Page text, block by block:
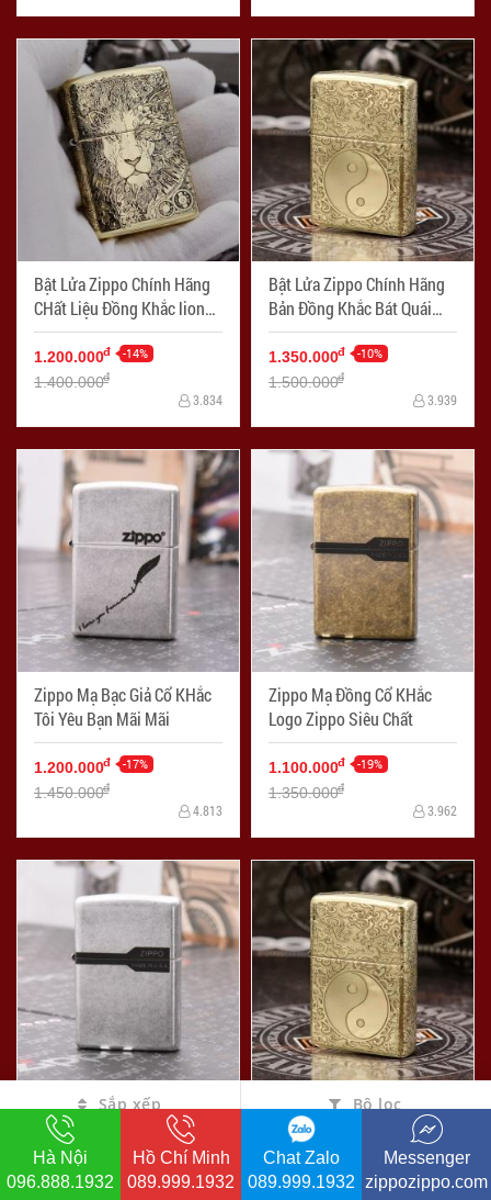
Bật Lửa Zippo Chính Hãng
CHất Liệu Đồng Khắc lion
punk
1.200.000đ -14%
1.400.000đ
3.834
Bật Lửa Zippo Chính Hãng
Bản Đồng Khắc Bát Quái
Bản Armor
1.350.000đ -10%
1.500.000đ
3.939
Zippo Mạ Bạc Giả Cổ KHắc
Tôi Yêu Bạn Mãi Mãi
1.200.000đ -17%
1.450.000đ
4.813
Zippo Mạ Đồng Cổ KHắc
Logo Zippo Siêu Chất
1.100.000đ -19%
1.350.000đ
3.962
Zippo Mạ bạc giả cổ cao
cấp khắc logo zippo
1.150.000 đ -21%
Bật Lửa Zippo Chính Hãng
Bản Đồng Khắc Bát Quái
1.200.000đ -8%
Sắp xếp Bộ lọc
Hà Nội
096.888.1932
Hồ Chí Minh
089.999.1932
Chat Zalo
089.999.1932
Messenger
zippozippo.com